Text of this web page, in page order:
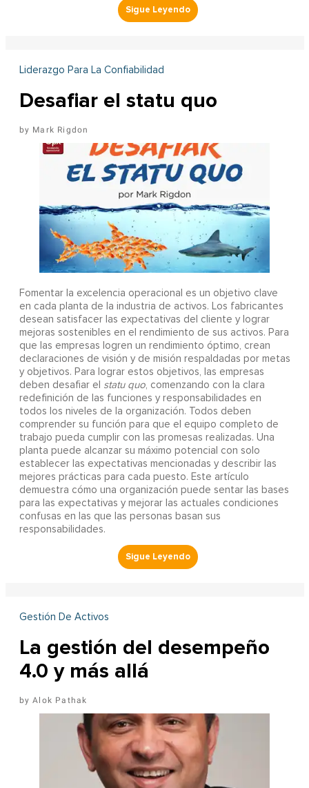
Liderazgo Para La Confiabilidad
Desafiar el statu quo
Mark Rigdon
Fomentar la excelencia operacional es un objetivo clave
en cada planta de la industria de activos. Los fabricantes
desean satisfacer las expectativas del cliente y lograr
mejoras sostenibles en el rendimiento de sus activos. Para
que las empresas logren un rendimiento óptimo, crean
declaraciones de visión y de misión respaldadas por metas
y objetivos. Para lograr estos objetivos, las empresas
deben desafiar el statu quo, comenzando con la clara
redefinición de las funciones y responsabilidades en
todos los niveles de la organización. Todos deben
comprender su función para que el equipo completo de
trabajo pueda cumplir con las promesas realizadas. Una
planta puede alcanzar su máximo potencial con solo
establecer las expectativas mencionadas y describir las
mejores prácticas para cada puesto. Este artículo
demuestra cómo una organización puede sentar las bases
para las expectativas y mejorar las actuales condiciones
confusas en las que las personas basan sus
responsabilidades.
Gestión De Activos
La gestión del desempeño
4.0 y más allá
Alok Pathak